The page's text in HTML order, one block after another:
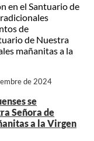
en el Santuario de
de
de Nuestra
mañanitas a la
de 2024
se
Señora de
a la Virgen